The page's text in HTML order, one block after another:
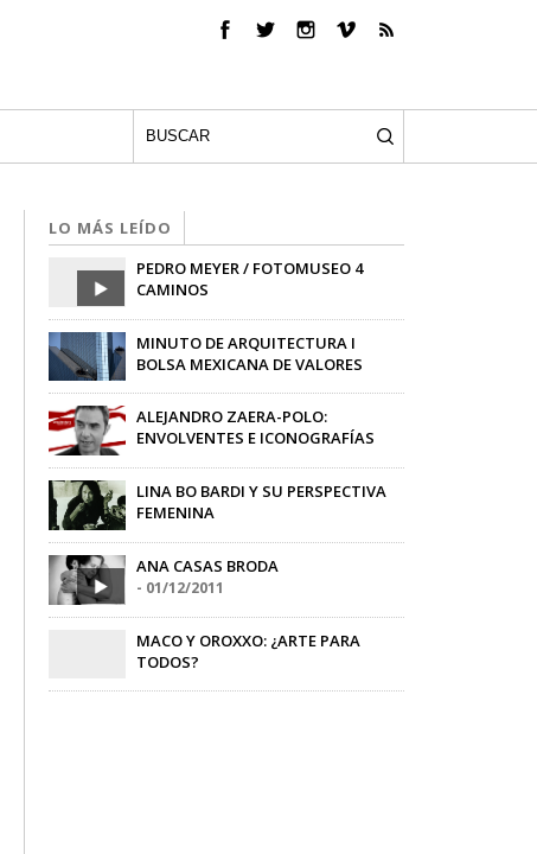
LO MÁS LEÍDO
PEDRO MEYER / FOTOMUSEO 4
CAMINOS
MINUTO DE ARQUITECTURA I
BOLSA MEXICANA DE VALORES
ALEJANDRO ZAERA-POLO:
ENVOLVENTES E ICONOGRAFÍAS
LINA BO BARDI Y SU PERSPECTIVA
FEMENINA
ANA CASAS BRODA
- 01/12/2011
MACO Y OROXXO: ¿ARTE PARA
TODOS?